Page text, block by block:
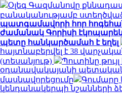
Օլեգ Գազմանովը
բանականությամբ
պատգամավորի հոր
ժամանակ Գորիսի
պետը հանկարծամահ է եղել
հայտնաբերվել է 38
(տեսանյութ)
Պուտինը
օդանավակայանի
մասնավորեցումը
Գումարը
կենդանակերպի նշանների